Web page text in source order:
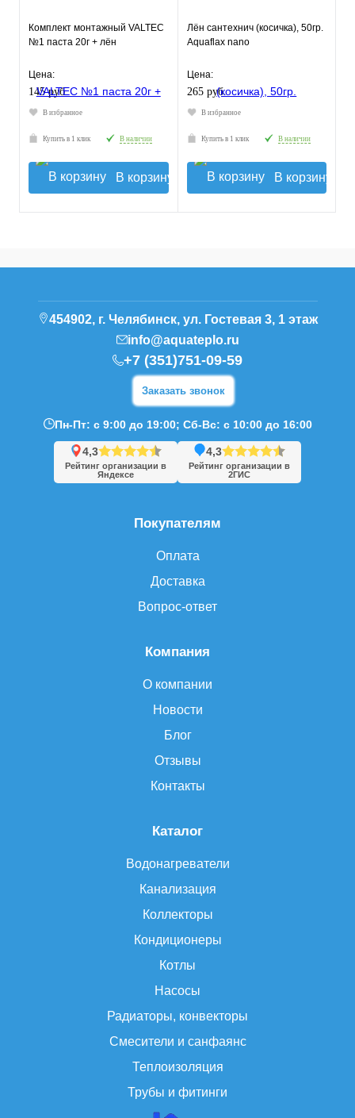
Комплект монтажный VALTEC
№1 паста 20г + лён
Цена:
145 руб.
В избранное
Купить в 1 клик В наличии
В корзину
Лён сантехнич (косичка), 50гр.
Aquaflax nano
Цена:
265 руб.
В избранное
Купить в 1 клик В наличии
В корзину
Каталог
Водонагреватели
Канализация
Коллекторы
Кондиционеры
Котлы
Насосы
Радиаторы, конвекторы
Смесители и санфаянс
Теплоизоляция
Трубы и фитинги
Компания
О компании
Новости
Блог
Отзывы
Контакты
Покупателям
Оплата
Доставка
Вопрос-ответ
454902, г. Челябинск, ул. Гостевая 3, 1 этаж
info@aquateplo.ru
+7 (351)751-09-59
Заказать звонок
Пн-Пт: с 9:00 до 19:00; Сб-Вс: с 10:00 до 16:00
4,3
Рейтинг организации в
Яндексе
4,3
Рейтинг организации в
2ГИС